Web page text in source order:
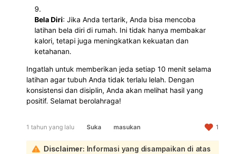
Bela Diri: Jika Anda tertarik, Anda bisa mencoba
latihan bela diri di rumah. Ini tidak hanya membakar
kalori, tetapi juga meningkatkan kekuatan dan
ketahanan.
Ingatlah untuk memberikan jeda setiap 10 menit selama
latihan agar tubuh Anda tidak terlalu lelah. Dengan
konsistensi dan disiplin, Anda akan melihat hasil yang
positif. Selamat berolahraga!
1 tahun yang lalu Suka masukan 1
Disclaimer: Informasi yang disampaikan di atas